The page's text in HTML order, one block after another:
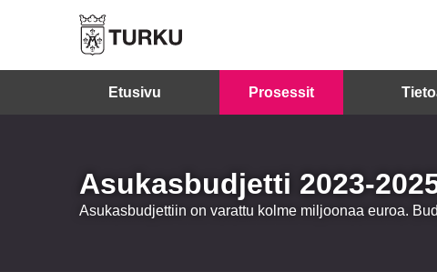
Etusivu Prosessit
Asukasbudjetti 2023-
Asukasbudjettiin on varattu kolme miljoonaa euroa.